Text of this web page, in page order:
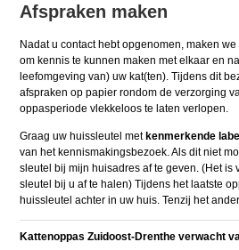
Afspraken maken
Nadat u contact hebt opgenomen, maken
om kennis te kunnen maken met elkaar en
leefomgeving van) uw kat(ten). Tijdens dit
afspraken op papier rondom de verzorging
oppasperiode vlekkeloos te laten verlopen.
Graag uw huissleutel met kenmerkende label
van het kennismakingsbezoek. Als dit niet
sleutel bij mijn huisadres af te geven. (Het is
sleutel bij u af te halen) Tijdens het laatste
huissleutel achter in uw huis. Tenzij het
Kattenoppas Zuidoost-Drenthe verwacht